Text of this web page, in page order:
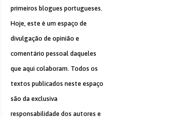
primeiros blogues portugueses.
Hoje, este é um espaço de
divulgação de opinião e
comentário pessoal daqueles
que aqui colaboram. Todos os
textos publicados neste espaço
são da exclusiva
responsabilidade dos autores e